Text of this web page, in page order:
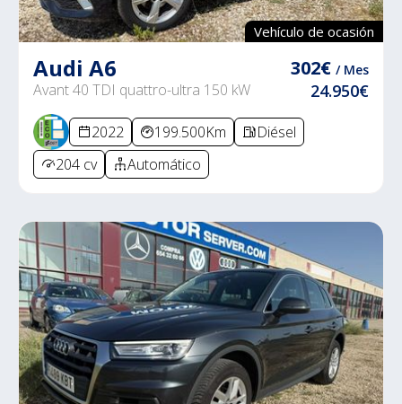
Vehículo de ocasión
Audi A6
Avant 40 TDI quattro-ultra 150 kW
302€ / Mes
24.950€
2022 199.500Km
Diésel
204 cv
Automático